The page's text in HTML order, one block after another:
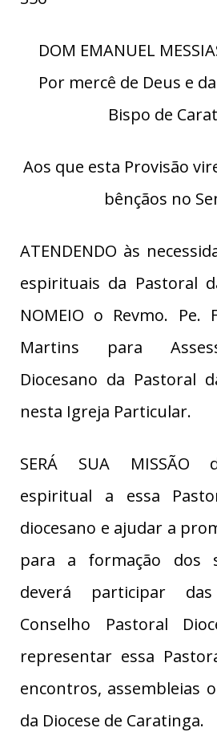
DOM EMANUEL
Por mercê de Deus e
Bispo de
Aos que esta Provisão
bênçãos no
ATENDENDO às
espirituais da Pastoral
NOMEIO o Revmo. Pe.
Martins para
Diocesano da Pastoral
nesta Igreja Particular.
SERÁ SUA MISSÃO
espiritual a essa
diocesano e ajudar a
para a formação dos
deverá participar
Conselho Pastoral
representar essa
encontros, assembleias
da Diocese de Caratinga.